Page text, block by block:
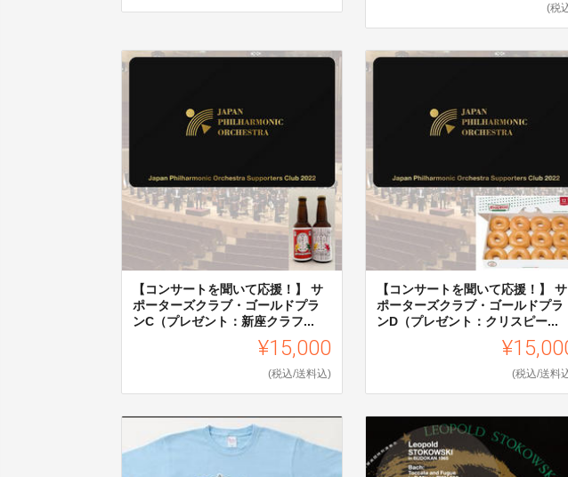
(税
【コンサートを聞いて応援！】 サ
ポーターズクラブ・ゴールドプラ
ンC（プレゼント：新座クラフ...
¥15,000
(税込/送料込)
【コンサートを聞いて応援！】 サ
ポーターズクラブ・ゴールドプラ
ンD（プレゼント：クリスピー...
(税込/送料